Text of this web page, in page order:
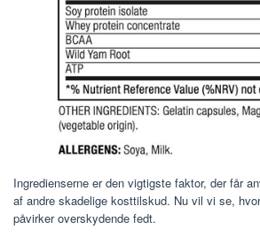
Ingredienserne er den vigtigste faktor, der får
af ​​andre skadelige kosttilskud. Nu vil vi se,
påvirker overskydende fedt.